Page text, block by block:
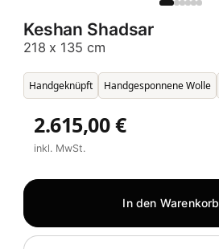
Keshan Shadsar
218 x 135 cm
Handgeknüpft Handgesponnene Wolle
2.615,00 €
inkl. MwSt.
In den Warenkorb